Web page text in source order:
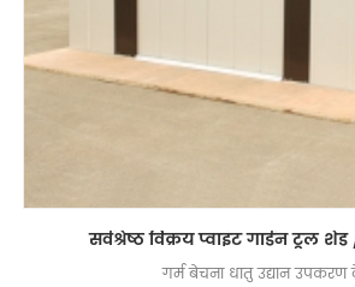
सर्वश्रेष्ठ विक्रय प्वाइंट गार्डन टूल
गर्म बेचना धातु उद्यान उपकरण